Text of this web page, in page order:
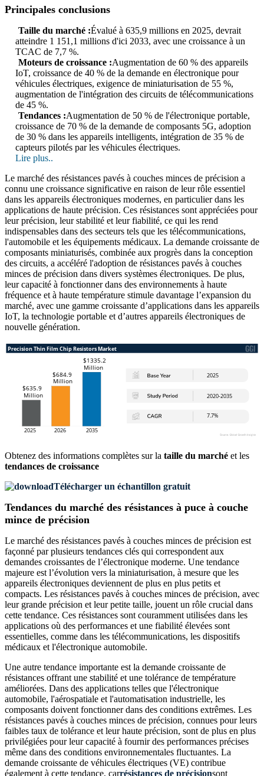
Principales conclusions
Taille du marché :Évalué à 635,9 millions en 2025, devrait
atteindre 1 151,1 millions d'ici 2033, avec une croissance à un
TCAC de 7,7 %.
Moteurs de croissance :Augmentation de 60 % des appareils
IoT, croissance de 40 % de la demande en électronique pour
véhicules électriques, exigence de miniaturisation de 55 %,
augmentation de l'intégration des circuits de télécommunications
de 45 %.
Tendances :Augmentation de 50 % de l'électronique portable,
croissance de 70 % de la demande de composants 5G, adoption
de 30 % dans les appareils intelligents, intégration de 35 % de
capteurs pilotés par les véhicules électriques.
Lire plus..
Le marché des résistances pavés à couches minces de précision a
connu une croissance significative en raison de leur rôle essentiel
dans les appareils électroniques modernes, en particulier dans les
applications de haute précision. Ces résistances sont appréciées pour
leur précision, leur stabilité et leur fiabilité, ce qui les rend
indispensables dans des secteurs tels que les télécommunications,
l'automobile et les équipements médicaux. La demande croissante de
composants miniaturisés, combinée aux progrès dans la conception
des circuits, a accéléré l'adoption de résistances pavés à couches
minces de précision dans divers systèmes électroniques. De plus,
leur capacité à fonctionner dans des environnements à haute
fréquence et à haute température stimule davantage l’expansion du
marché, avec une gamme croissante d’applications dans les appareils
IoT, la technologie portable et d’autres appareils électroniques de
nouvelle génération.
Obtenez des informations complètes sur la taille du marché et les
tendances de croissance
Télécharger un échantillon gratuit
Tendances du marché des résistances à puce à couche
mince de précision
Le marché des résistances pavés à couches minces de précision est
façonné par plusieurs tendances clés qui correspondent aux
demandes croissantes de l’électronique moderne. Une tendance
majeure est l’évolution vers la miniaturisation, à mesure que les
appareils électroniques deviennent de plus en plus petits et
compacts. Les résistances pavés à couches minces de précision, avec
leur grande précision et leur petite taille, jouent un rôle crucial dans
cette tendance. Ces résistances sont couramment utilisées dans les
applications où des performances et une fiabilité élevées sont
essentielles, comme dans les télécommunications, les dispositifs
médicaux et l'électronique automobile.
Une autre tendance importante est la demande croissante de
résistances offrant une stabilité et une tolérance de température
améliorées. Dans des applications telles que l'électronique
automobile, l'aérospatiale et l'automatisation industrielle, les
composants doivent fonctionner dans des conditions extrêmes. Les
résistances pavés à couches minces de précision, connues pour leurs
faibles taux de tolérance et leur haute précision, sont de plus en plus
privilégiées pour leur capacité à fournir des performances précises
même dans des conditions environnementales fluctuantes. La
demande croissante de véhicules électriques (VE) contribue
également à cette tendance, carrésistances de précisionsont